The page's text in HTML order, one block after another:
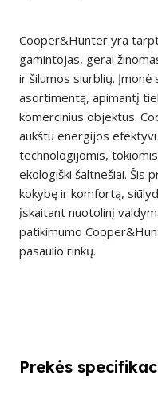
Cooper&Hunter yra
gamintojas, gerai
ir šilumos siurblių.
asortimentą, apimantį
komercinius objektus.
aukštu energijos
technologijomis,
ekologiški šaltnešiai. Šis
kokybę ir komfortą,
įskaitant nuotolinį
patikimumo
pasaulio rinkų.
Prekės